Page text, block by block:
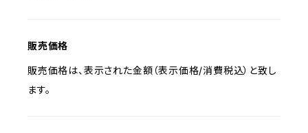
販売価格
販売価格は、表示された金額（表示価格/消費税込）と致し
ます。